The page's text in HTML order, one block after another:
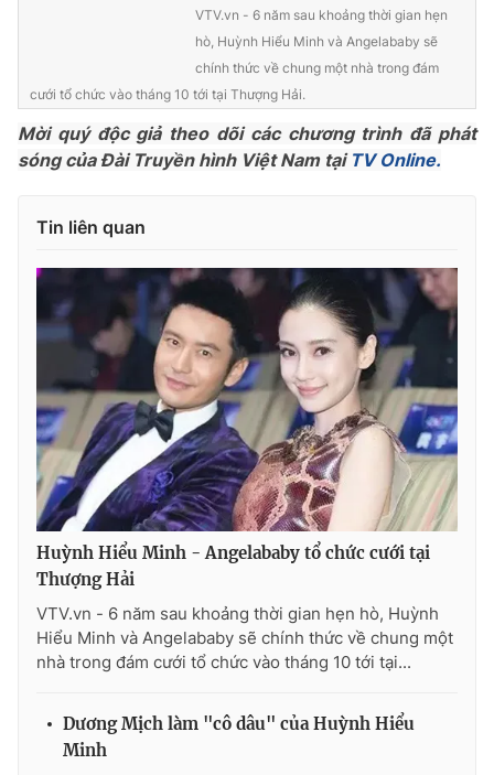
Bất động sản
Tấm lòng Việt
VTV4 Vươn mình bằng AI
Liên hệ tòa soạn English
THỜI BÁO VTV
Theo dõi báo trên
Cơ quan chủ quản:Đài Truyền hình Việt Nam
Cơ quan báo chí:
Giấy phép hoạt động báo in và báo điện tử số 483/GP-BTTTT
cấp ngày 29/12/2023
Tổng Biên tập:Vũ Thanh Thủy
Nguyễn Trọng Ninh
Tổng đài VTV:
VTV.vn - 6 năm sau khoảng thời gian hẹn
hò, Huỳnh Hiểu Minh và Angelababy sẽ
chính thức về chung một nhà trong đám
cưới tổ chức vào tháng 10 tới tại Thượng Hải.
Mời quý độc giả theo dõi các chương trình đã phát
sóng của Đài Truyền hình Việt Nam tạiTV Online.
Tin liên quan
Huỳnh Hiểu Minh - Angelababy tổ chức cưới tại
Thượng Hải
VTV.vn - 6 năm sau khoảng thời gian hẹn hò, Huỳnh
Hiểu Minh và Angelababy sẽ chính thức về chung một
nhà trong đám cưới tổ chức vào tháng 10 tới tại...
Dương Mịch làm "cô dâu" của Huỳnh Hiểu
Minh